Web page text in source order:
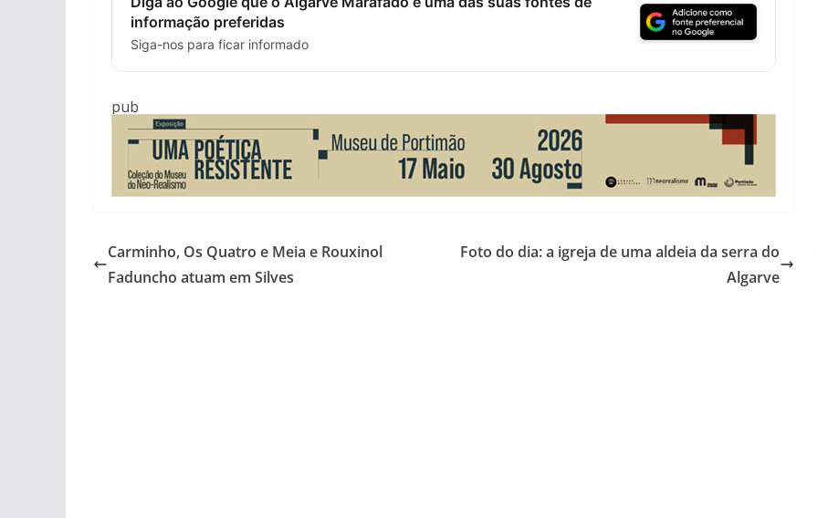
informação preferidas
Siga-nos para ficar informado
pub
Carminho, Os Quatro e Meia e Rouxinol
Faduncho atuam em Silves
Foto do dia: a igreja de uma aldeia da serra do
Algarve